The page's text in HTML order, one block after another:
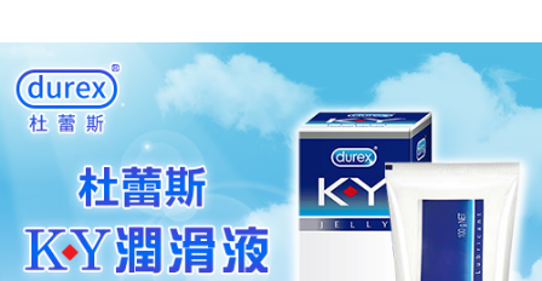
每筆NT$60，滿NT$600(含以上)免運費
宅配
每筆NT$80，滿NT$600(含以上)免運費